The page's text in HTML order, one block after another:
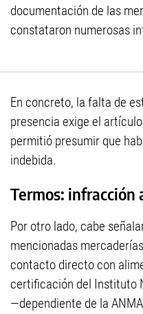
documentación de las
constataron numerosas
En concreto, la falta de
presencia exige el
permitió presumir que
indebida.
Termos: infracción
Por otro lado, cabe
mencionadas
contacto directo con
certificación del Instituto
—dependiente de la